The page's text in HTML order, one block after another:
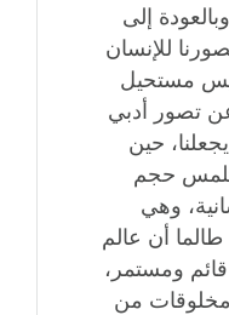
إلى
للإنسان
مستحيل
تصور أدبي
حين
حجم
وهي
أن عالم
قائم ومستمر،
مخلوقات من